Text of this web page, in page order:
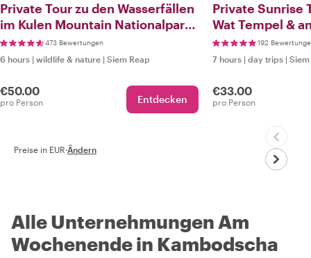
Private Tour zu den Wasserfällen
im Kulen Mountain Nationalpark
(Naturliebhaber)
473 Bewertungen
6 hours | wildlife & nature | Siem Reap
€50.00
pro Person Entdecken
Private Sunrise
Wat Tempel &
Tempel192
7 hours | day trips |
€33.00
pro Person
Preise in EUR·Ändern
Alle Unternehmungen Am
Wochenende in Kambodscha